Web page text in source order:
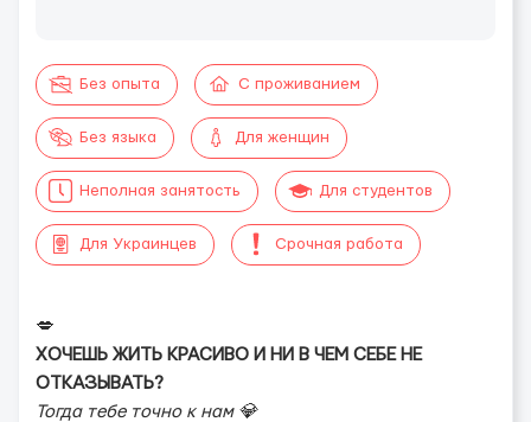
Без опыта С проживанием
Без языка Для женщин
Неполная занятость Для студентов
Для Украинцев Срочная работа
💋
ХОЧЕШЬ ЖИТЬ КРАСИВО И НИ В ЧЕМ СЕБЕ НЕ
ОТКАЗЫВАТЬ?
Тогда тебе точно к нам 💎